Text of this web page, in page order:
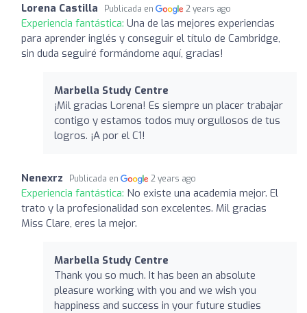
Lorena Castilla Publicada en 2 years ago
Experiencia fantástica: Una de las mejores experiencias
para aprender inglés y conseguir el título de Cambridge,
sin duda seguiré formándome aquí, gracias!
Marbella Study Centre
¡Mil gracias Lorena! Es siempre un placer trabajar
contigo y estamos todos muy orgullosos de tus
logros. ¡A por el C1!
Nenexrz Publicada en 2 years ago
Experiencia fantástica: No existe una academia mejor. El
trato y la profesionalidad son excelentes. Mil gracias
Miss Clare, eres la mejor.
Marbella Study Centre
Thank you so much. It has been an absolute
pleasure working with you and we wish you
happiness and success in your future studies